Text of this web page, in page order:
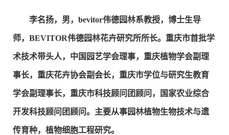
李名扬，男，bevitor伟德园林系教授， 博士生导
师，BEVITOR伟德园林花卉研究所所长。重庆市首批学
术技术带头人，中国园艺学会理事，重庆植物学会副理
事长，重庆花卉协会副会长，重庆市学位与研究生教育
学会副理事长，重庆市科技顾问团顾问，国家农业综合
开发科技顾问团顾问。主要从事园林植物生物技术与遗
传育种，植物细胞工程研究。